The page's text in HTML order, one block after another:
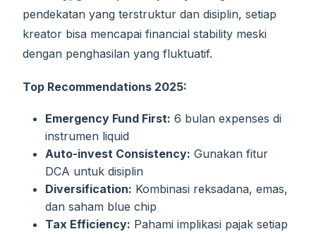
pendekatan yang terstruktur dan disiplin, setiap
kreator bisa mencapai financial stability meski
dengan penghasilan yang fluktuatif.
Top Recommendations 2025:
Emergency Fund First: 6 bulan expenses di
instrumen liquid
Auto-invest Consistency: Gunakan fitur
DCA untuk disiplin
Diversification: Kombinasi reksadana, emas,
dan saham blue chip
Tax Efficiency: Pahami implikasi pajak setiap